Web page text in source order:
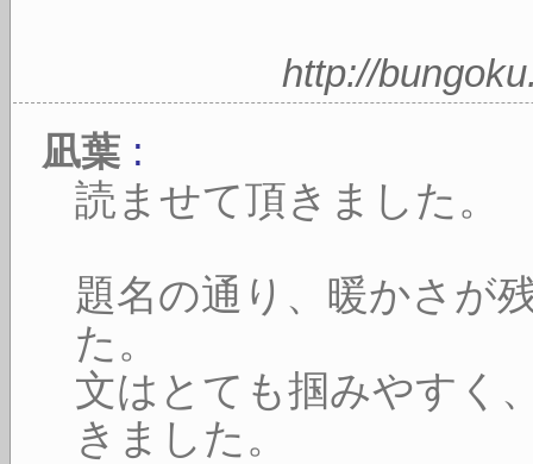
http://
凪葉 :
読ませて頂きました。
題名の通り、暖かさが
た。
文はとても掴みやすく
きました。